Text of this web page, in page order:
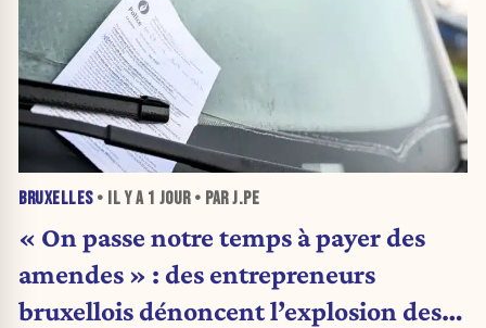
BRUXELLES• IL Y A 1 JOUR• PAR J.PE
« On passe notre temps à payer des
amendes » : des entrepreneurs
bruxellois dénoncent l’explosion des